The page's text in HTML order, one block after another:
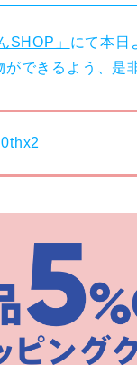
SHOP」 にて本日
できるよう、是